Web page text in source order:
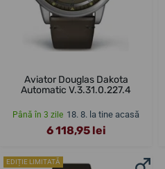
Aviator Douglas Dakota
Automatic V.3.31.0.227.4
Până în 3 zile 18. 8. la tine acasă
6 118,95 lei
EDIȚIE LIMITATĂ